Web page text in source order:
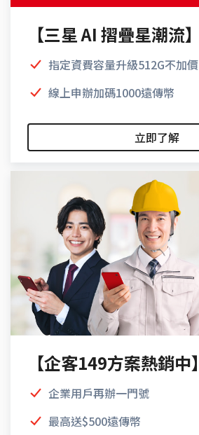
【三星 AI 摺疊星潮流】
指定資費容量升級512G不加價
線上申辦加碼1000遠傳幣
立即了解
【企客149方案熱銷中】
企業用戶再辦一門號
最高送$500遠傳幣